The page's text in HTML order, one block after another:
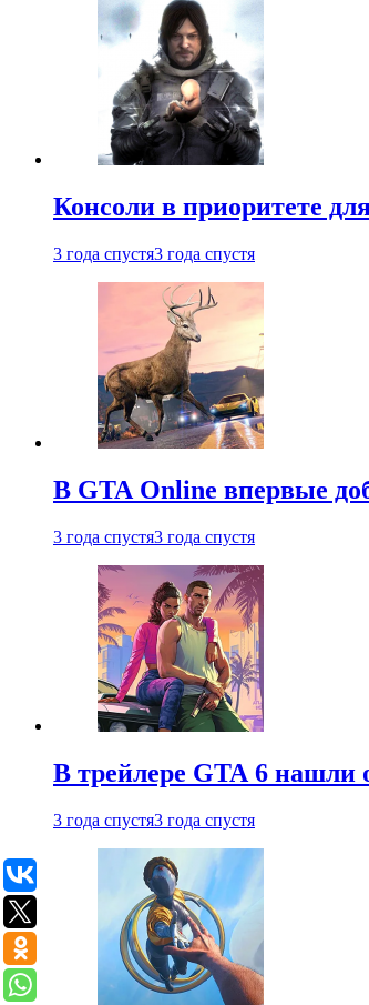
Консоли в приоритете
3 года спустя3 года спустя
В GTA Online впервые
3 года спустя3 года спустя
В трейлере GTA 6 нашли
3 года спустя3 года спустя